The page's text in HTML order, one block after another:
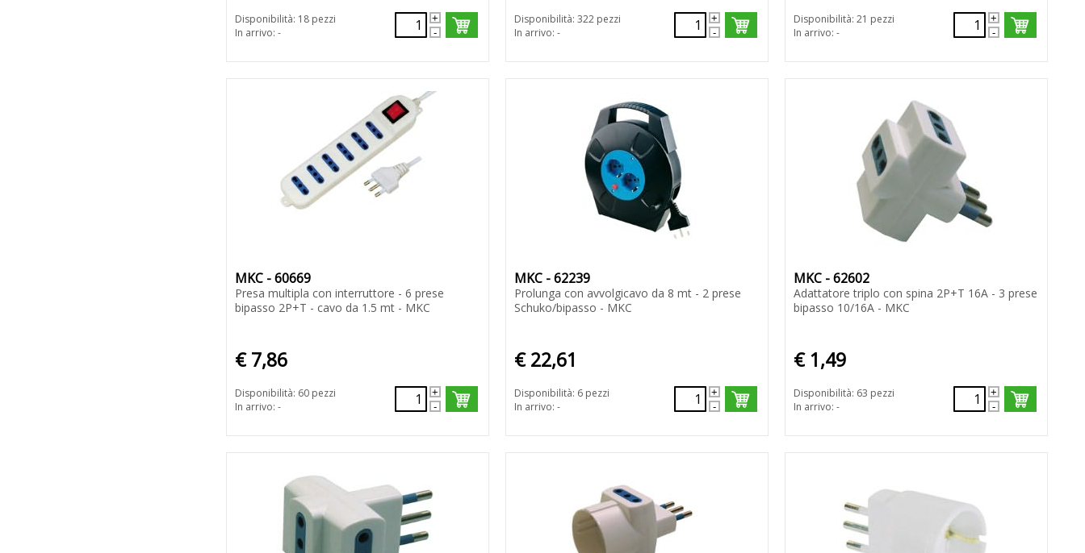
Disponibilità: 18 pezzi
In arrivo: -
Disponibilità: 322 pezzi
In arrivo: -
Disponibilità: 21 pezzi
In arrivo: -
MKC - 60669
Presa multipla con interruttore - 6 prese
bipasso 2P+T - cavo da 1.5 mt - MKC
€ 7,86
Disponibilità: 60 pezzi
In arrivo: -
MKC - 62239
Prolunga con avvolgicavo da 8 mt - 2 prese
Schuko/bipasso - MKC
€ 22,61
Disponibilità: 6 pezzi
In arrivo: -
MKC - 62602
Adattatore triplo con spina 2P+T 16A - 3 prese
bipasso 10/16A - MKC
€ 1,49
Disponibilità: 63 pezzi
In arrivo: -